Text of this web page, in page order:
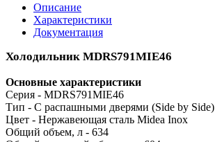
Описание
Характеристики
Документация
Холодильник MDRS791MIE46
Основные характеристики
Серия - MDRS791MIE46
Тип - C распашными дверями (Side by Side)
Цвет - Нержавеющая сталь Midea Inox
Общий объем, л - 634